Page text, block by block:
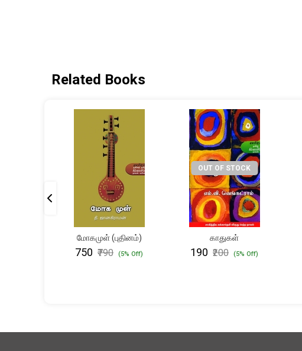
Related Books
மோகமுள் (புதினம்)
₹750 ₹790 (5% Off)
OUT OF STOCK
காதுகள்
₹190 ₹200 (5% Off)